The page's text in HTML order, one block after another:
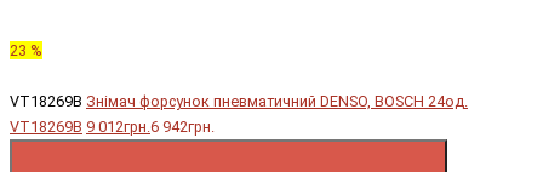
23 %
VT18269B Знімач форсунок пневматичний DENSO, BOSCH 24од.
VT18269B 9 012грн.6 942грн.